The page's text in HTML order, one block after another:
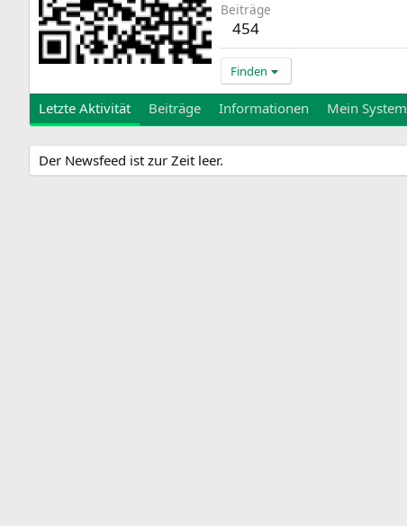
Beiträge
454
Finden
Letzte Aktivität Beiträge Informationen Mein System
Der Newsfeed ist zur Zeit leer.